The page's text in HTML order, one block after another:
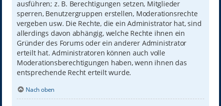
ausführen; z. B. Berechtigungen setzen, Mitglieder
sperren, Benutzergruppen erstellen, Moderationsrechte
vergeben usw. Die Rechte, die ein Administrator hat, sind
allerdings davon abhängig, welche Rechte ihnen ein
Gründer des Forums oder ein anderer Administrator
erteilt hat. Administratoren können auch volle
Moderationsberechtigungen haben, wenn ihnen das
entsprechende Recht erteilt wurde.
Nach oben